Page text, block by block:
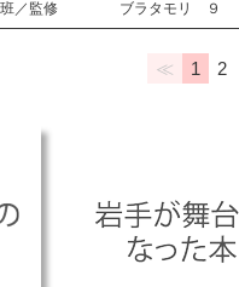
／監修 ブラタモリ ９
≪ 1 2